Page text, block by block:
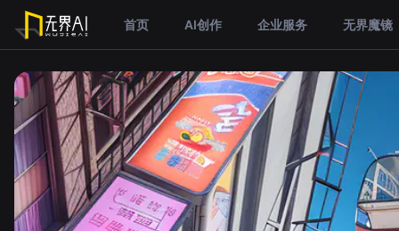
首页 AI创作 企业服务 无界魔镜